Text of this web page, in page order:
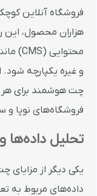
فروشگاه آنلاین
هزاران محصول، این
و غیره یکپارچه
چت هوشمند برای هر
فروشگاه‌های نوپا و
تحلیل داده‌ها
یکی دیگر از
داده‌های مربوط به